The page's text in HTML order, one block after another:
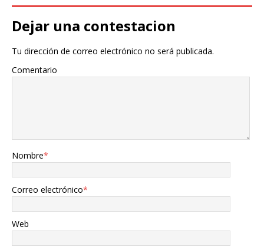
Dejar una contestacion
Tu dirección de correo electrónico no será publicada.
Comentario
Nombre*
Correo electrónico*
Web